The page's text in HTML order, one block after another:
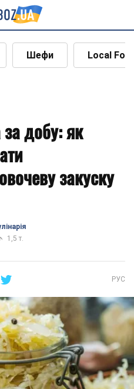
Шефи Local
добу: як
закуску
1,5 т.
РУС